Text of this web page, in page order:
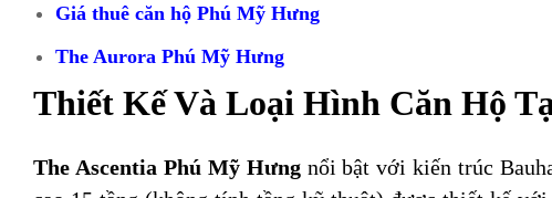
Giá thuê căn hộ Phú Mỹ Hưng
The Aurora Phú Mỹ Hưng
Thiết Kế Và Loại Hình Căn Hộ
The Ascentia Phú Mỹ Hưngnổi bật với kiến trúc